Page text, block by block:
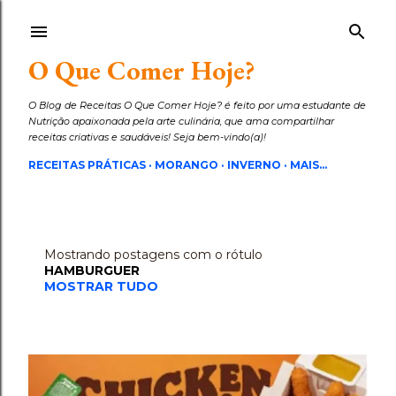
O Que Comer Hoje?
O Blog de Receitas O Que Comer Hoje? é feito por uma estudante de
Nutrição apaixonada pela arte culinária, que ama compartilhar
receitas criativas e saudáveis! Seja bem-vindo(a)!
RECEITAS PRÁTICAS MORANGO INVERNO MAIS…
Mostrando postagens com o rótulo
HAMBURGUER
MOSTRAR TUDO